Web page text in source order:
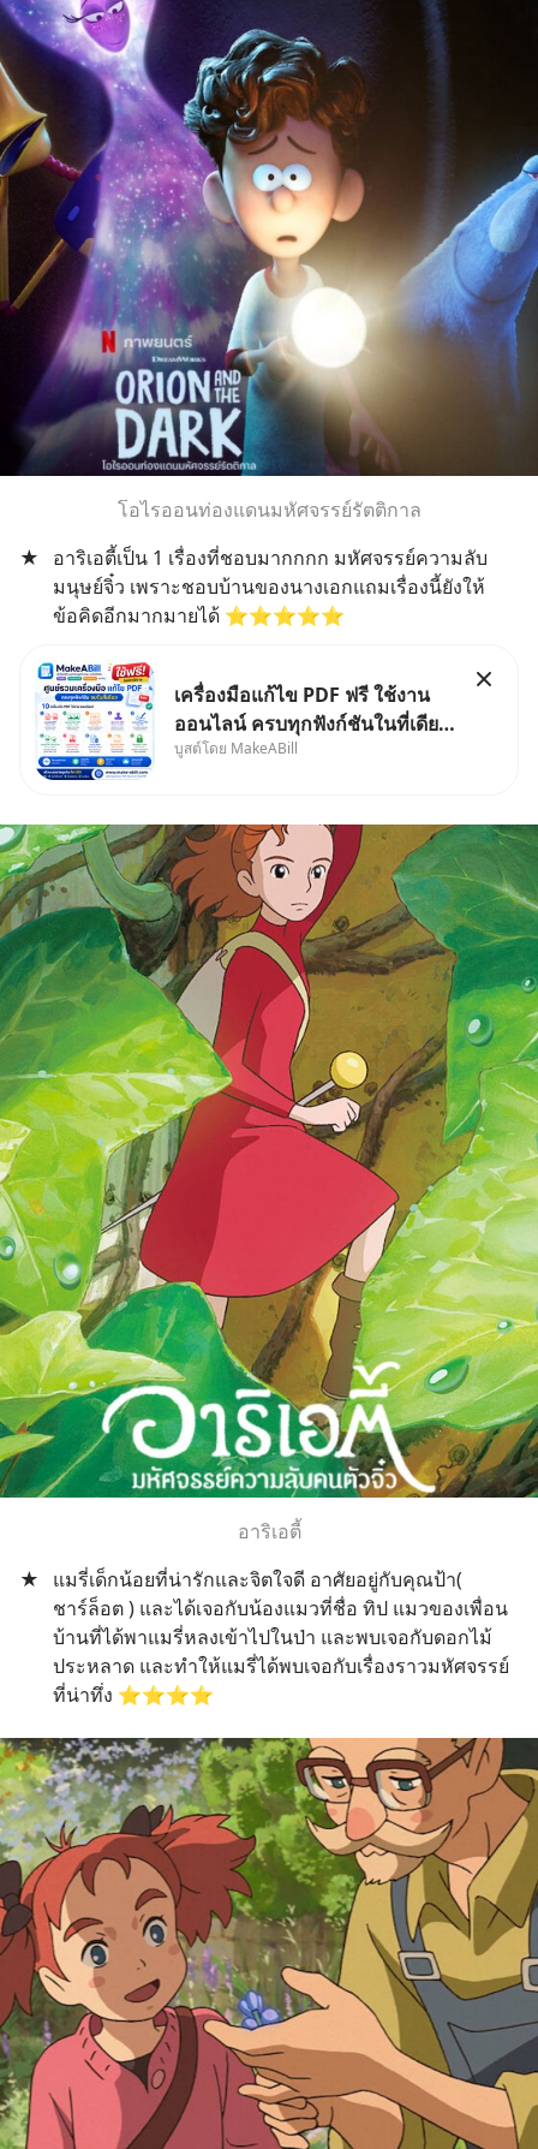
โอไรออนท่องแดนมหัศจรรย์รัตติกาล
★
อาริเอตี้เป็น 1 เรื่องที่ชอบมากกกก มหัศจรรย์ความลับ
มนุษย์จิ๋ว เพราะชอบบ้านของนางเอกแถมเรื่องนี้ยังให้
ข้อคิดอีกมากมายได้ ⭐️⭐️⭐️⭐️⭐️
เครื่องมือแก้ไข PDF ฟรี ใช้งาน
ออนไลน์ ครบทุกฟังก์ชันในที่เดียว
| MakeABill ทุกวันนี้ไฟล์ PDF
ใบกำกับภาษี สัญญา รายงาน หรือ
เอกสารราชการ แต่หลายค
บูสต์โดย MakeABill
อาริเอตี้
★
แมรี่เด็กน้อยที่น่ารักและจิตใจดี อาศัยอยู่กับคุณป้า(
ชาร์ล็อต ) และได้เจอกับน้องแมวที่ชื่อ ทิป แมวของเพื่อน
บ้านที่ได้พาแมรี่หลงเข้าไปในป่า และพบเจอกับดอกไม้
ประหลาด และทำให้แมรี่ได้พบเจอกับเรื่องราวมหัศจรรย์
ที่น่าทึ่ง ⭐️⭐️⭐️⭐️